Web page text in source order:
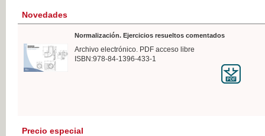
Novedades
Normalización. Ejercicios resueltos comentados
Archivo electrónico. PDF acceso libre
ISBN:978-84-1396-433-1
Precio especial